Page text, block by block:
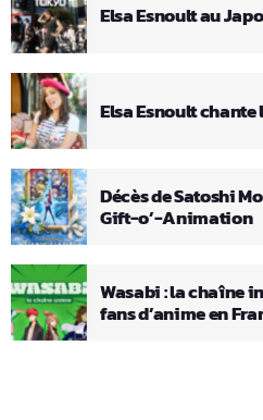
Elsa Esnoult au
Elsa Esnoult chante
Décès de Satoshi
Gift-o’-Animation
Wasabi : la chaîne
fans d’anime en